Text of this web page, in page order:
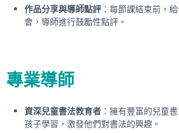
作品分享與導師點評 ：每節課結束前，
會，導師進行鼓勵性點評。
專業導師
資深兒童書法教育者 ：擁有豐富的兒童
孩子學習，激發他們對書法的興趣。